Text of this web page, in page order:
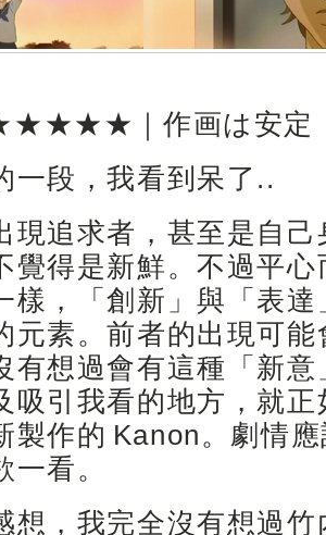
｜作画は安定
一段，我看到呆了..
現追求者，甚至是自
覺得是新鮮。不過平
樣，「創新」與「表
元素。前者的出現可
有想過會有這種「新
吸引我看的地方，就
製作的 Kanon。劇情
一看。
想，我完全沒有想過